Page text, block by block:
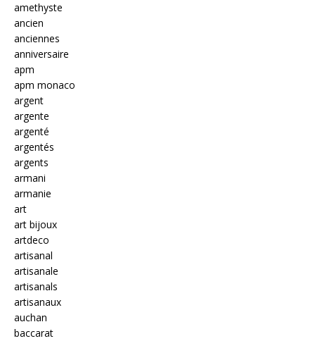
amethyste
ancien
anciennes
anniversaire
apm
apm monaco
argent
argente
argenté
argentés
argents
armani
armanie
art
art bijoux
artdeco
artisanal
artisanale
artisanals
artisanaux
auchan
baccarat